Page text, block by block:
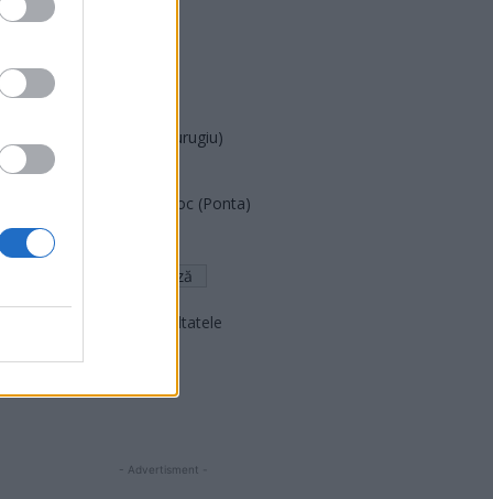
PDF (Lazarus)
PNȚCD (Pavelescu)
PNCR (Terheș)
Partidul Patrioților (Surugiu)
FAR (Coarnă)
România pe Primul Loc (Ponta)
Altul
Arată rezultatele
- Advertisment -